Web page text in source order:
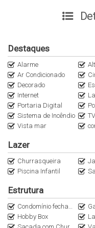
Arquitetura assinada
Sala de estar com
Varanda com
Piscina com raia de
Amplo jardim privativo
Excelente padrão
conforto, espaço e
🏢 Infraestrutura do
Portaria 24h e
Quiosque com
Áreas verdes e jardins
Localizado a apenas 16
fácil acesso à SC-401,
essencialmente
Destaques
Alarme
Ar Condicionado
Decorado
Internet
Portaria Digital
Sistema de Incêndio
Vista mar
Lazer
Churrasqueira
Piscina Infantil
Estrutura
Condomínio fechado
Hobby Box